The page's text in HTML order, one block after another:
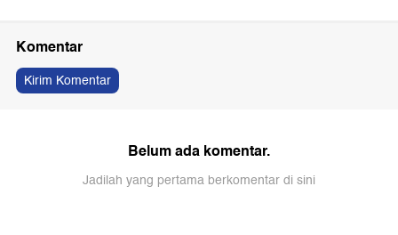
Komentar
Kirim Komentar
Belum ada komentar.
Jadilah yang pertama berkomentar di sini